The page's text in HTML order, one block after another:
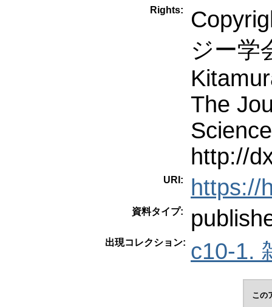
Rights:
ジー学
The
http://
URI: https://
資料タイプ:
出現コレクション: c10-1.
この